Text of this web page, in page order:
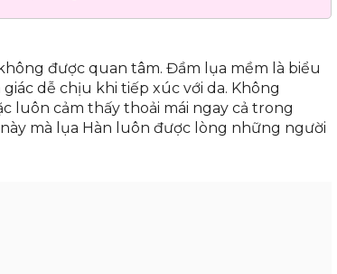
được quan tâm. Đầm lụa mềm là biểu
dễ chịu khi tiếp xúc với da. Không
luôn cảm thấy thoải mái ngay cả trong
mà lụa Hàn luôn được lòng những người